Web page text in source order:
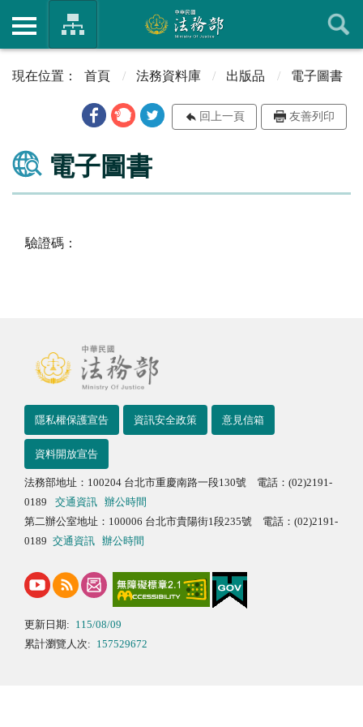
首頁 法務資料庫 出版品 電子圖書
回上一頁 友善列印
電子圖書
驗證碼：
隱私權保護宣告 資訊安全政策 意見信箱
資料開放宣告
法務部地址：100204 台北市重慶南路一段130號 電話：(02)2191-
0189
交通資訊
辦公時間
第二辦公室地址：100006 台北市貴陽街1段235號 電話：(02)2191-
0189 交通資訊 辦公時間
更新日期: 115/08/09
累計瀏覽人次: 157529672